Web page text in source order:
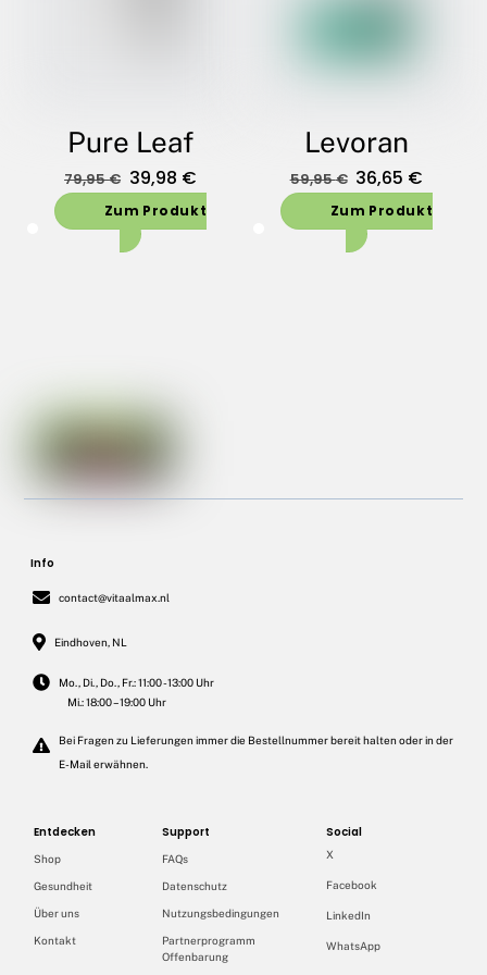
Pure Leaf
79,95€ Oorspronkelijke
prijs
was:
79,95 €.
39,98 €Huidige
prijs
is:
Zum Produkt
Levoran
59,95€
prijs
was:
59,95 €.
36,65 €
prijs
is:
Zum Produkt
Info
contact@vitaalmax.nl
Eindhoven, NL
Mo., Di., Do., Fr.: 11:00 - 13:00 Uhr
Mi.: 18:00 – 19:00 Uhr
Bei Fragen zu Lieferungen immer die Bestellnummer bereit halten oder in der
E-Mail erwähnen.
Entdecken
Shop
Gesundheit
Über uns
Kontakt
Support
FAQs
Datenschutz
Nutzungsbedingungen
Partnerprogramm
Offenbarung
Social
X
Facebook
LinkedIn
WhatsApp